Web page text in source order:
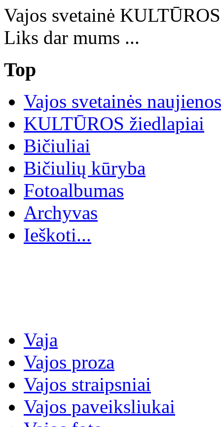
Vajos svetainė
Liks dar mums ...
Top
Vajos svetainės naujienos
KULTŪROS žiedlapiai
Bičiuliai
Bičiulių kūryba
Fotoalbumas
Archyvas
Ieškoti...
Vaja
Vajos proza
Vajos straipsniai
Vajos paveiksliukai